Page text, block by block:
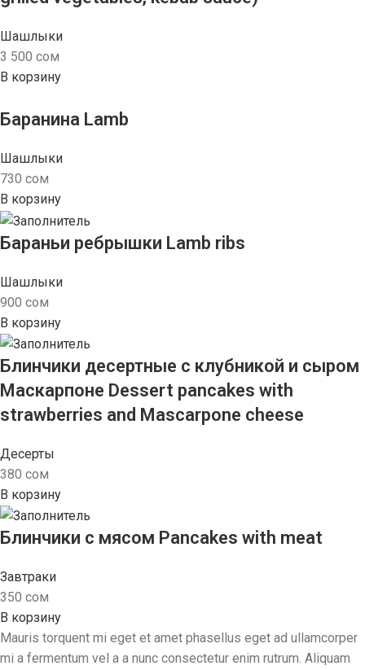
Шашлыки
3 500 сом
В корзину
Баранина Lamb
Шашлыки
730 сом
В корзину
Бараньи ребрышки Lamb ribs
Шашлыки
900 сом
В корзину
Блинчики десертные с клубникой и сыром
Маскарпоне Dessert pancakes with
strawberries and Mascarpone cheese
Десерты
380 сом
В корзину
Блинчики с мясом Pancakes with meat
Завтраки
350 сом
В корзину
Mauris torquent mi eget et amet phasellus eget ad ullamcorper
mi a fermentum vel a a nunc consectetur enim rutrum. Aliquam